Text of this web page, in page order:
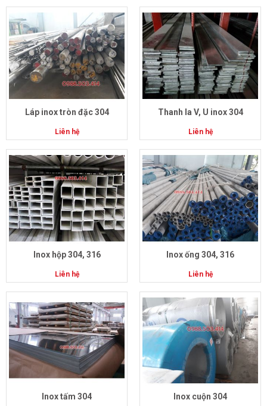
Láp inox tròn đặc 304
Liên hệ
Thanh la V, U inox 304
Liên hệ
Inox hộp 304, 316
Liên hệ
Inox ống 304, 316
Liên hệ
Inox tấm 304 Inox cuộn 304